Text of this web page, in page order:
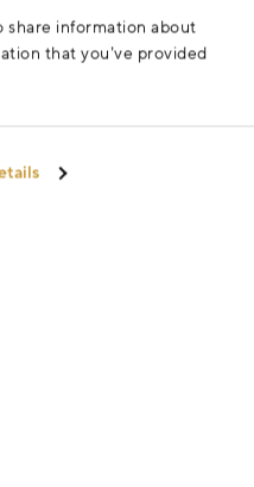
share information about
that you’ve provided